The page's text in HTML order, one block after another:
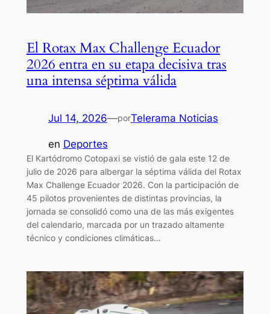
El Rotax Max Challenge Ecuador
2026 entra en su etapa decisiva tras
una intensa séptima válida
Jul 14, 2026—porTelerama Noticias
en Deportes
El Kartódromo Cotopaxi se vistió de gala este 12 de
julio de 2026 para albergar la séptima válida del Rotax
Max Challenge Ecuador 2026. Con la participación de
45 pilotos provenientes de distintas provincias, la
jornada se consolidó como una de las más exigentes
del calendario, marcada por un trazado altamente
técnico y condiciones climáticas…